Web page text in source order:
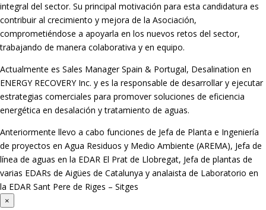
integral del sector. Su principal motivación para esta candidatura es
contribuir al crecimiento y mejora de la Asociación,
comprometiéndose a apoyarla en los nuevos retos del sector,
trabajando de manera colaborativa y en equipo.
Actualmente es Sales Manager Spain & Portugal, Desalination en
ENERGY RECOVERY Inc. y es la responsable de desarrollar y ejecutar
estrategias comerciales para promover soluciones de eficiencia
energética en desalación y tratamiento de aguas.
Anteriormente llevo a cabo funciones de Jefa de Planta e Ingeniería
de proyectos en Agua Residuos y Medio Ambiente (AREMA), Jefa de
línea de aguas en la EDAR El Prat de Llobregat, Jefa de plantas de
varias EDARs de Aigües de Catalunya y analaista de Laboratorio en
la EDAR Sant Pere de Riges – Sitges
×